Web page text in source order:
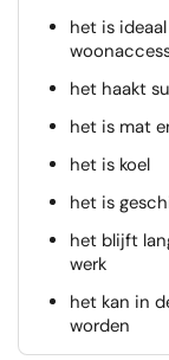
het is
het haakt
het is mat
het is koel
het is
het blijft
werk
het kan in
worden